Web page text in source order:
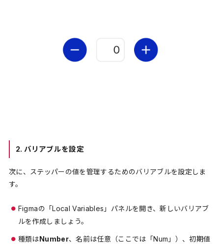
2. バリアブルを設定
次に、ステッパーの値を管理するためのバリアブルを設定しま
す。
Figmaの「Local Variables」パネルを開き、新しいバリアブ
ルを作成しましょう。
種類はNumber、名前は任意（ここでは「Num」）、初期値